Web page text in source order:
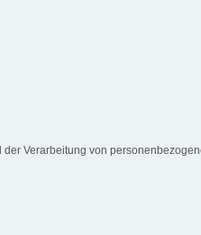
Verarbeitung von